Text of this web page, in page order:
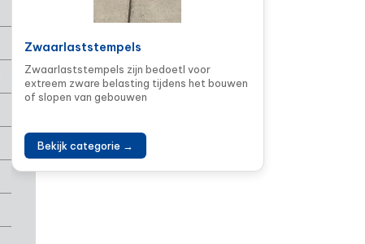
Zwaarlaststempels
Zwaarlaststempels zijn bedoetl voor
extreem zware belasting tijdens het bouwen
of slopen van gebouwen
Bekijk categorie →